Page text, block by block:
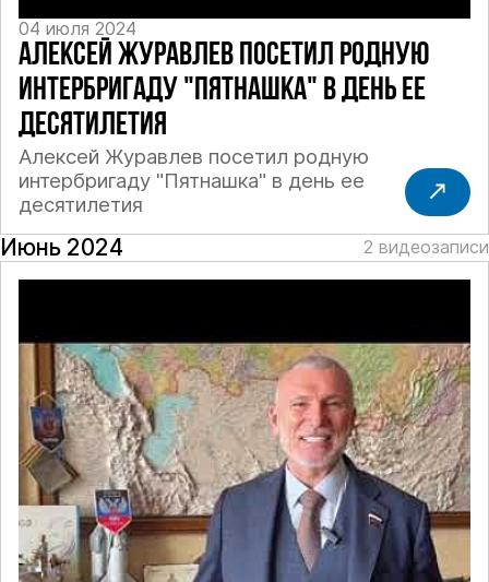
АЛЕКСЕЙ ЖУРАВЛЕВ ПОСЕТИЛ РОДНУЮ
ИНТЕРБРИГАДУ "ПЯТНАШКА" В ДЕНЬ ЕЕ
ДЕСЯТИЛЕТИЯ
04 июля 2024
Алексей Журавлев посетил родную
интербригаду "Пятнашка" в день ее
десятилетия
Июнь 2024 2 видеозаписи